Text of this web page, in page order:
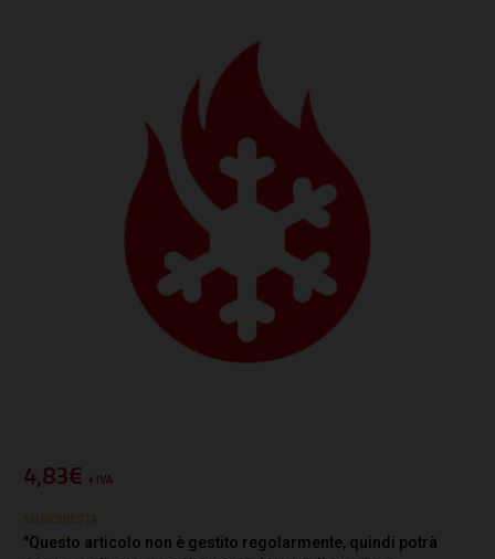
4,83€ + IVA
SU RICHIESTA
"Questo articolo non è gestito regolarmente, quindi potrà